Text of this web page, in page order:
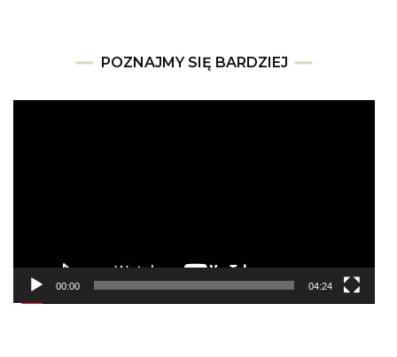
POZNAJMY SIĘ BARDZIEJ
00:00 04:24